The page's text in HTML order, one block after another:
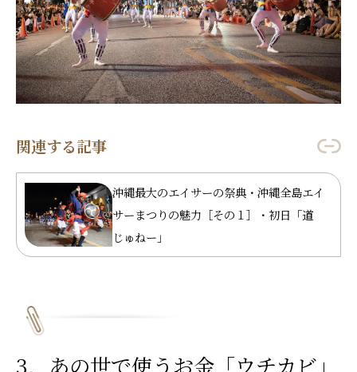
関連する記事
沖縄最大のエイサーの祭典・沖縄全島エイ
サーまつりの魅力［その１］・初日「道
じゅねー」
3．あの世で使うお金「ウチカビ」